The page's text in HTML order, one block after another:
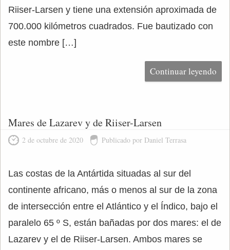
Riiser-Larsen y tiene una extensión aproximada de
700.000 kilómetros cuadrados. Fue bautizado con
este nombre […]
Continuar leyendo
Mares de Lazarev y de Riiser-Larsen
2 de octubre de 2020 Publicado por Daniel Terrasa
Las costas de la Antártida situadas al sur del
continente africano, más o menos al sur de la zona
de intersección entre el Atlántico y el Índico, bajo el
paralelo 65 º S, están bañadas por dos mares: el de
Lazarev y el de Riiser-Larsen. Ambos mares se